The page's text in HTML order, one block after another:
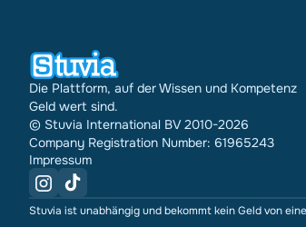
Die Plattform, auf der Wissen und Kompetenz
Geld wert sind.
© Stuvia International BV 2010-2026
Company Registration Number: 61965243
Impressum
Stuvia ist unabhängig und bekommt kein Geld von